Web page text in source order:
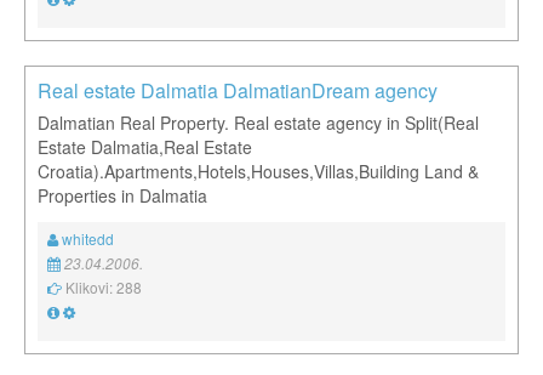
Real estate Dalmatia DalmatianDream agency
Dalmatian Real Property. Real estate agency in Split(Real
Estate Dalmatia,Real Estate
Croatia).Apartments,Hotels,Houses,Villas,Building Land &
Properties in Dalmatia
whitedd
23.04.2006.
Klikovi: 288